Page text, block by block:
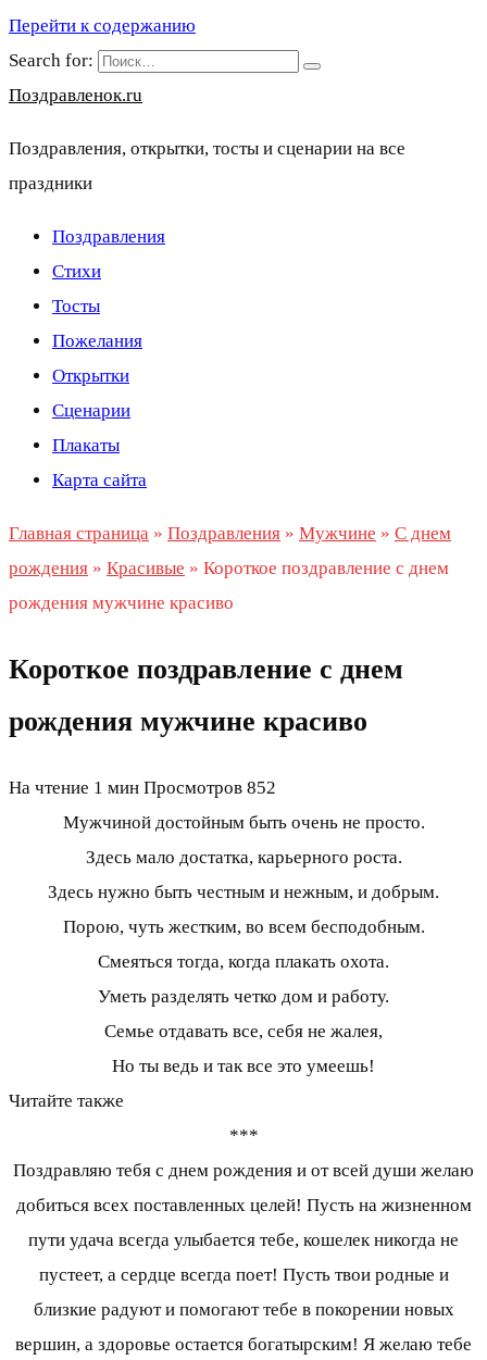
Перейти к содержанию
Search for:
Поздравленок.ru
Поздравления, открытки, тосты и сценарии на все
праздники
Поздравления
Стихи
Тосты
Пожелания
Открытки
Сценарии
Плакаты
Карта сайта
Главная страница » Поздравления » Мужчине » С днем
рождения » Красивые » Короткое поздравление с днем
рождения мужчине красиво
Короткое поздравление с днем
рождения мужчине красиво
На чтение 1 мин Просмотров 852
Мужчиной достойным быть очень не просто.
Здесь мало достатка, карьерного роста.
Здесь нужно быть честным и нежным, и добрым.
Порою, чуть жестким, во всем бесподобным.
Смеяться тогда, когда плакать охота.
Уметь разделять четко дом и работу.
Семье отдавать все, себя не жалея,
Но ты ведь и так все это умеешь!
Читайте также
***
Поздравляю тебя с днем рождения и от всей души желаю
добиться всех поставленных целей! Пусть на жизненном
пути удача всегда улыбается тебе, кошелек никогда не
пустеет, а сердце всегда поет! Пусть твои родные и
близкие радуют и помогают тебе в покорении новых
вершин, а здоровье остается богатырским! Я желаю тебе